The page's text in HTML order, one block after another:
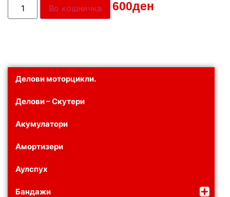
Делови моторцикли.
Делови – Скутери
Акумулатори
Амортизери
Аулспух
Бандажи
Цена: 600ден
Во кошничка